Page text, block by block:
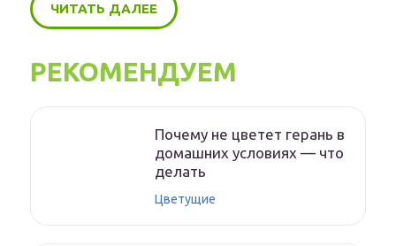
ЧИТАТЬ ДАЛЕЕ
РЕКОМЕНДУЕМ
Почему не цветет герань в
домашних условиях — что
делать
Цветущие